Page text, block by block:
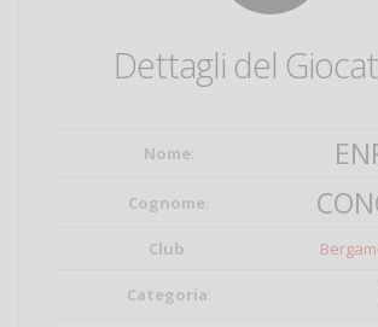
Dettagli del
Nome:
Cognome:
Club:
Categoria: